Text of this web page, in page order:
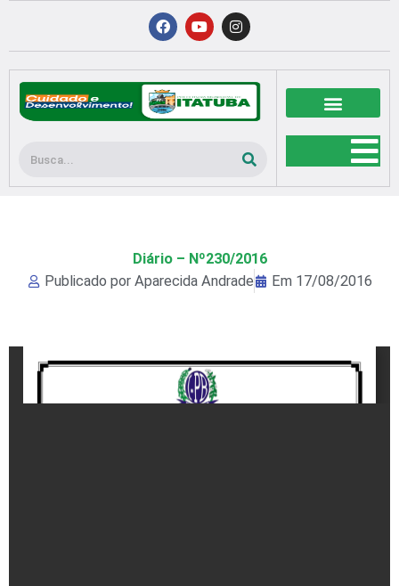
conteúdo
F
a
c
b
o
o
k
Y
o
u
u
b
e
I
n
s
a
g
r
a
Pesquisar
Diário – Nº230/2016
Publicado por Aparecida Andrade Em 17/08/2016